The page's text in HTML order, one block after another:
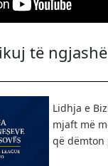
të
Lidhja e
mjaft më
që dëmton